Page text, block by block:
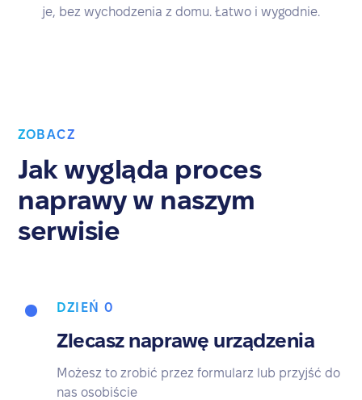
je, bez wychodzenia z domu. Łatwo i wygodnie.
ZOBACZ
Jak wygląda proces
naprawy w naszym
serwisie
DZIEŃ 0
Zlecasz naprawę urządzenia
Możesz to zrobić przez formularz lub przyjść do
nas osobiście